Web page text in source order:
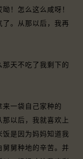
！怎么这么咸呀！
了。从那以后，我再
天不吃了我剩下的
一袋自己家种的
以后，我就喜欢上
是因为妈妈知道我
舅种地的辛苦。并